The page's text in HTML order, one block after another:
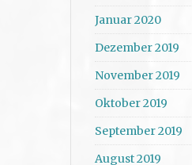
Januar 2020
Dezember 2019
November 2019
Oktober 2019
September 2019
August 2019